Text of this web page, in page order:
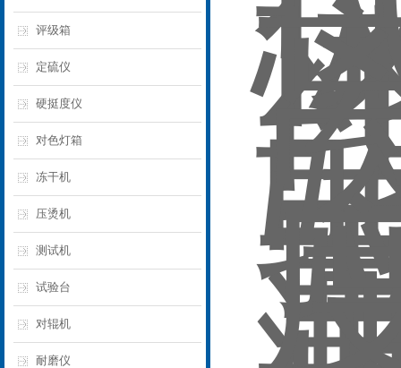
评级箱
定硫仪
硬挺度仪
对色灯箱
冻干机
压烫机
测试机
试验台
对辊机
耐磨仪